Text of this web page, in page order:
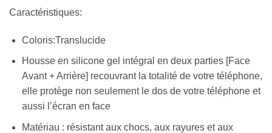
Caractéristiques:
Coloris:Translucide
Housse en silicone gel intégral en deux parties [Face
Avant + Arrière] recouvrant la totalité de votre téléphone,
elle protège non seulement le dos de votre téléphone et
aussi l’écran en face
Matériau : résistant aux chocs, aux rayures et aux